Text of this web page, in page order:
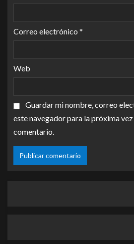
Correo electrónico *
Web
Guardar mi nombre, correo
este navegador para la próxima vez
comentario.